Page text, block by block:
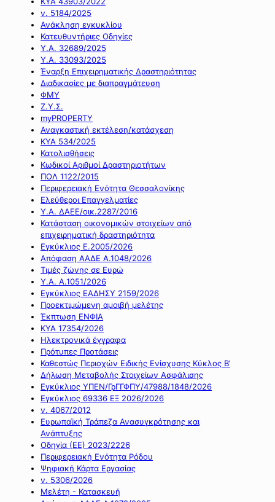
ν. 5184/2025
Ανάκληση εγκυκλίου
Κατευθυντήριες Οδηγίες
Υ.Α. 32689/2025
Υ.Α. 33093/2025
Έναρξη Επιχειρηματικής Δραστηριότητας
Διαδικασίες με διαπραγμάτευση
ΦΜΥ
Ζ.Υ.Σ.
myPROPERTY
Αναγκαστική εκτέλεση/κατάσχεση
ΚΥΑ 534/2025
Κατολισθήσεις
Κωδικοί Αριθμοί Δραστηριοτήτων
ΠΟΛ 1122/2015
Περιφερειακή Ενότητα Θεσσαλονίκης
Ελεύθεροι Επαγγελματίες
Υ.Α. ΔΑΕΕ/οικ.2287/2016
Κατάσταση οικονομικών στοιχείων από
επιχειρηματική δραστηριότητα
Εγκύκλιος Ε.2005/2026
Απόφαση ΑΑΔΕ Α.1048/2026
Τιμές ζώνης σε Ευρώ
Υ.Α. Α.1051/2026
Εγκύκλιος ΕΑΔΗΣΥ 2159/2026
Προεκτιμώμενη αμοιβή μελέτης
Έκπτωση ΕΝΦΙΑ
ΚΥΑ 17354/2026
Ηλεκτρονικά έγγραφα
Πρότυπες Προτάσεις
Καθεστώς Περιοχών Ειδικής Ενίσχυσης Κύκλος Β’
Δήλωση Μεταβολής Στοιχείων Ασφάλισης
Εγκύκλιος ΥΠΕΝ/ΓρΓΓΦΠΥ/47988/1848/2026
Εγκύκλιος 69336 ΕΞ 2026/2026
ν. 4067/2012
Ευρωπαϊκή Τράπεζα Ανασυγκρότησης και
Ανάπτυξης
Οδηγία (ΕΕ) 2023/2226
Περιφερειακή Ενότητα Ρόδου
Ψηφιακή Κάρτα Εργασίας
ν. 5306/2026
Μελέτη - Κατασκευή